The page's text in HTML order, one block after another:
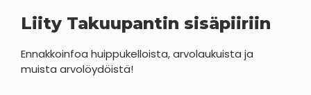
Liity Takuupantin sisäpiiriin
Ennakkoinfoa huippukelloista, arvolaukuista ja
muista arvolöydöistä!